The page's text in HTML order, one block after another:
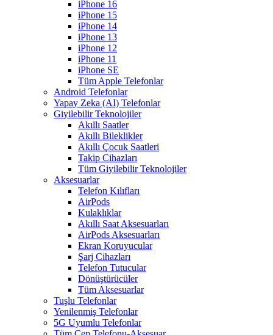
iPhone 16
iPhone 15
iPhone 14
iPhone 13
iPhone 12
iPhone 11
iPhone SE
Tüm Apple Telefonlar
Android Telefonlar
Yapay Zeka (AI) Telefonlar
Giyilebilir Teknolojiler
Akıllı Saatler
Akıllı Bileklikler
Akıllı Çocuk Saatleri
Takip Cihazları
Tüm Giyilebilir Teknolojiler
Aksesuarlar
Telefon Kılıfları
AirPods
Kulaklıklar
Akıllı Saat Aksesuarları
AirPods Aksesuarları
Ekran Koruyucular
Şarj Cihazları
Telefon Tutucular
Dönüştürücüler
Tüm Aksesuarlar
Tuşlu Telefonlar
Yenilenmiş Telefonlar
5G Uyumlu Telefonlar